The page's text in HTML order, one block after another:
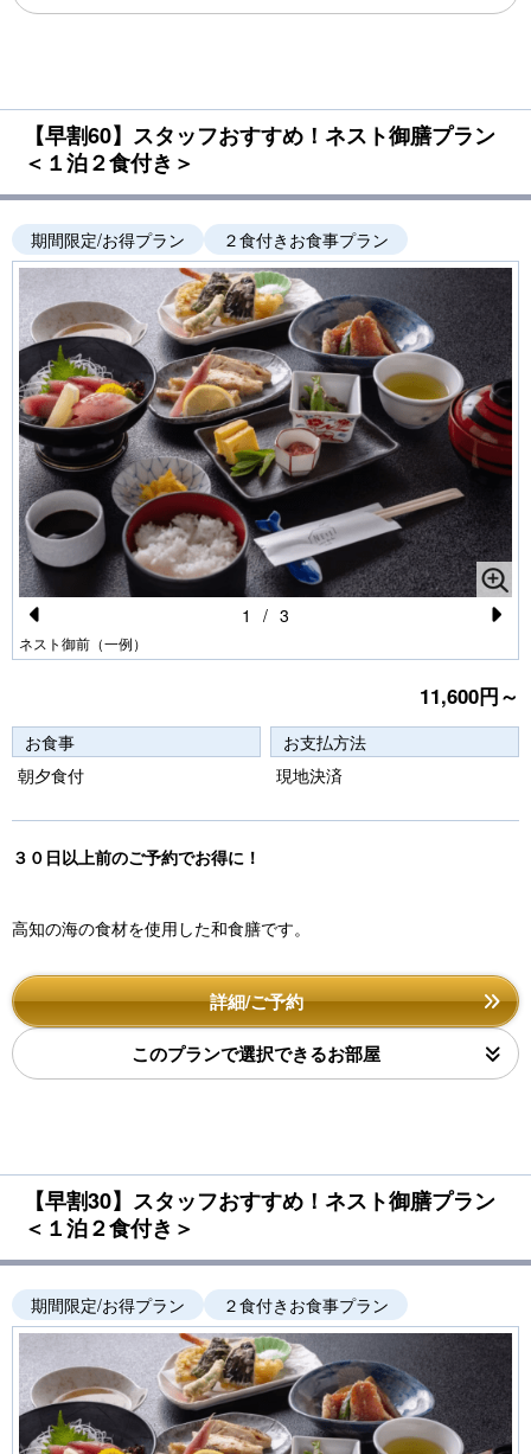
【早割60】スタッフおすすめ！ネスト御膳プラン
＜１泊２食付き＞
期間限定/お得プラン ２食付きお食事プラン
Pr
o
u
s
ネスト御前（一例）
e
xt
1 / 3
11,600円～
お食事
朝夕食付
お支払方法
現地決済
３０日以上前のご予約でお得に！
高知の海の食材を使用した和食膳です。
詳細/ご予約
このプランで選択できるお部屋
【早割30】スタッフおすすめ！ネスト御膳プラン
＜１泊２食付き＞
期間限定/お得プラン ２食付きお食事プラン